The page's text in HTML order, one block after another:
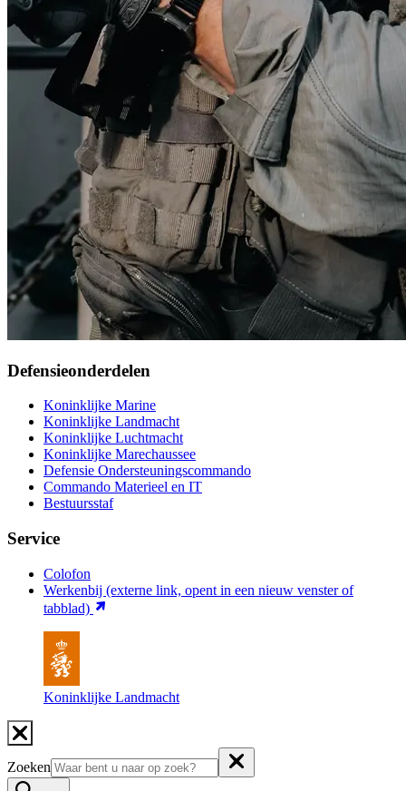
Defensieonderdelen
Koninklijke Marine
Koninklijke Landmacht
Koninklijke Luchtmacht
Koninklijke Marechaussee
Defensie Ondersteuningscommando
Commando Materieel en IT
Bestuursstaf
Service
Colofon
Werkenbij (externe link, opent in een nieuw venster of
tabblad)
Koninklijke Landmacht
Zoeken